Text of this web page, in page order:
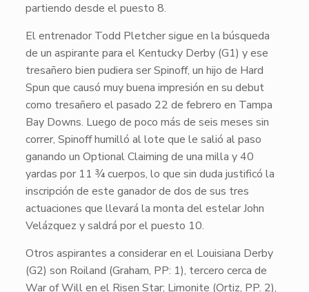
partiendo desde el puesto 8.
El entrenador Todd Pletcher sigue en la búsqueda
de un aspirante para el Kentucky Derby (G1) y ese
tresañero bien pudiera serSpinoff, un hijo de Hard
Spun que causó muy buena impresión en su debut
como tresañero el pasado 22 de febrero en Tampa
Bay Downs. Luego de poco más de seis meses sin
correr, Spinoffhumilló al lote que le salió al paso
ganando un Optional Claiming de una milla y 40
yardas por 11 ¾ cuerpos, lo que sin duda justificó la
inscripción de este ganador de dos de sus tres
actuaciones que llevará la monta del estelar John
Velázquez y saldrá por el puesto 10.
Otros aspirantes a considerar en el Louisiana Derby
(G2) son Roiland (Graham, PP: 1), tercero cerca de
War of Willen el Risen Star; Limonite (Ortiz, PP. 2),